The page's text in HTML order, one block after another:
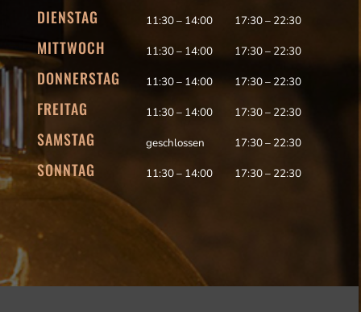
DIENSTAG 11:30 – 14:00 17:30 – 22:30
MITTWOCH 11:30 – 14:00 17:30 – 22:30
DONNERSTAG 11:30 – 14:00 17:30 – 22:30
FREITAG 11:30 – 14:00 17:30 – 22:30
SAMSTAG geschlossen 17:30 – 22:30
SONNTAG 11:30 – 14:00 17:30 – 22:30